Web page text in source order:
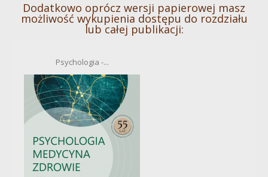
Dodatkowo oprócz wersji papierowej masz
możliwość wykupienia dostępu do rozdziału
lub całej publikacji:
Psychologia -...